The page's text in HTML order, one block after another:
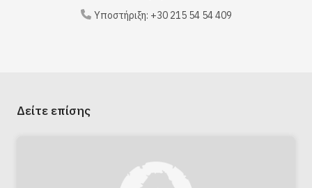
Υποστήριξη: +30 215 54 54 409
Δείτε επίσης